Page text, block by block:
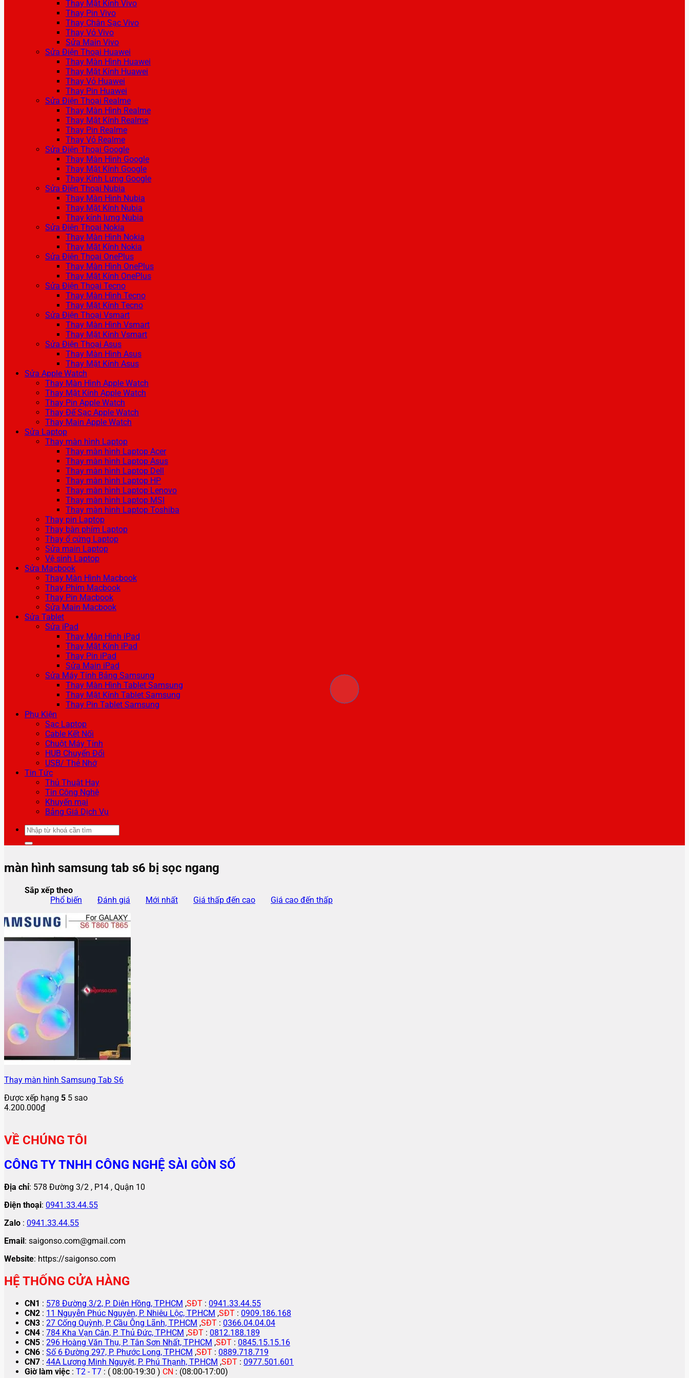
Thay Mặt Kính Vivo
Thay Pin Vivo
Thay Chân Sạc Vivo
Thay Vỏ Vivo
Sửa Main Vivo
Sửa Điện Thoại Huawei
Thay Màn Hình Huawei
Thay Mặt Kính Huawei
Thay Vỏ Huawei
Thay Pin Huawei
Sửa Điện Thoại Realme
Thay Màn Hình Realme
Thay Mặt Kính Realme
Thay Pin Realme
Thay Vỏ Realme
Sửa Điện Thoại Google
Thay Màn Hình Google
Thay Mặt Kính Google
Thay Kính Lưng Google
Sửa Điện Thoại Nubia
Thay Màn Hình Nubia
Thay Mặt Kính Nubia
Thay kính lưng Nubia
Sửa Điện Thoại Nokia
Thay Màn Hình Nokia
Thay Mặt Kính Nokia
Sửa Điện Thoại OnePlus
Thay Màn Hình OnePlus
Thay Mặt Kính OnePlus
Sửa Điện Thoại Tecno
Thay Màn Hình Tecno
Thay Mặt Kính Tecno
Sửa Điện Thoại Vsmart
Thay Màn Hình Vsmart
Thay Mặt Kính Vsmart
Sửa Điện Thoại Asus
Thay Màn Hình Asus
Thay Mặt Kính Asus
Sửa Apple Watch
Thay Màn Hình Apple Watch
Thay Mặt Kính Apple Watch
Thay Pin Apple Watch
Thay Đế Sạc Apple Watch
Thay Main Apple Watch
Sửa Laptop
Thay màn hình Laptop
Thay màn hình Laptop Acer
Thay màn hình Laptop Asus
Thay màn hình Laptop Dell
Thay màn hình Laptop HP
Thay màn hình Laptop Lenovo
Thay màn hình Laptop MSI
Thay màn hình Laptop Toshiba
Thay pin Laptop
Thay bàn phím Laptop
Thay ổ cứng Laptop
Sửa main Laptop
Vệ sinh Laptop
Sửa Macbook
Thay Màn Hình Macbook
Thay Phím Macbook
Thay Pin Macbook
Sửa Main Macbook
Sửa Tablet
Sửa iPad
Thay Màn Hình iPad
Thay Mặt Kính iPad
Thay Pin iPad
Sửa Main iPad
Sửa Máy Tính Bảng Samsung
Thay Màn Hình Tablet Samsung
Thay Mặt Kính Tablet Samsung
Thay Pin Tablet Samsung
Phụ Kiện
Sạc Laptop
Cable Kết Nối
Chuột Máy Tính
HUB Chuyển Đổi
USB/ Thẻ Nhớ
Tin Tức
Thủ Thuật Hay
Tin Công Nghệ
Khuyến mại
Bảng Giá Dịch Vụ
Tìm
kiếm:
màn hình samsung tab s6 bị sọc ngang
Sắp xếp theo
Phổ biến
Đánh giá Mới nhất Giá thấp đến cao Giá cao đến thấp
Thay màn hình Samsung Tab S6
Được xếp hạng 5 5 sao
4.200.000₫
VỀ CHÚNG TÔI
CÔNG TY TNHH CÔNG NGHỆ SÀI GÒN SỐ
Địa chỉ: 578 Đường 3/2 , P14 , Quận 10
Điện thoại: 0941.33.44.55
Zalo : 0941.33.44.55
Email: saigonso.com@gmail.com
Website: https://saigonso.com
HỆ THỐNG CỬA HÀNG
CN1 : 578 Đường 3/2, P. Diên Hồng, TP.HCM ,SĐT : 0941.33.44.55
CN2 : 11 Nguyễn Phúc Nguyên, P. Nhiêu Lộc, TP.HCM ,SĐT : 0909.186.168
CN3 : 27 Cống Quỳnh, P. Cầu Ông Lãnh, TP.HCM ,SĐT : 0366.04.04.04
CN4 : 784 Kha Vạn Cân, P. Thủ Đức, TP.HCM ,SĐT : 0812.188.189
CN5 : 296 Hoàng Văn Thụ, P. Tân Sơn Nhất, TP.HCM ,SĐT : 0845.15.15.16
CN6 : Số 6 Đường 297, P. Phước Long, TP.HCM ,SĐT : 0889.718.719
CN7 : 44A Lương Minh Nguyệt, P. Phú Thạnh, TP.HCM ,SĐT : 0977.501.601
Giờ làm việc : T2 - T7 : ( 08:00-19:30 ) CN : (08:00-17:00)